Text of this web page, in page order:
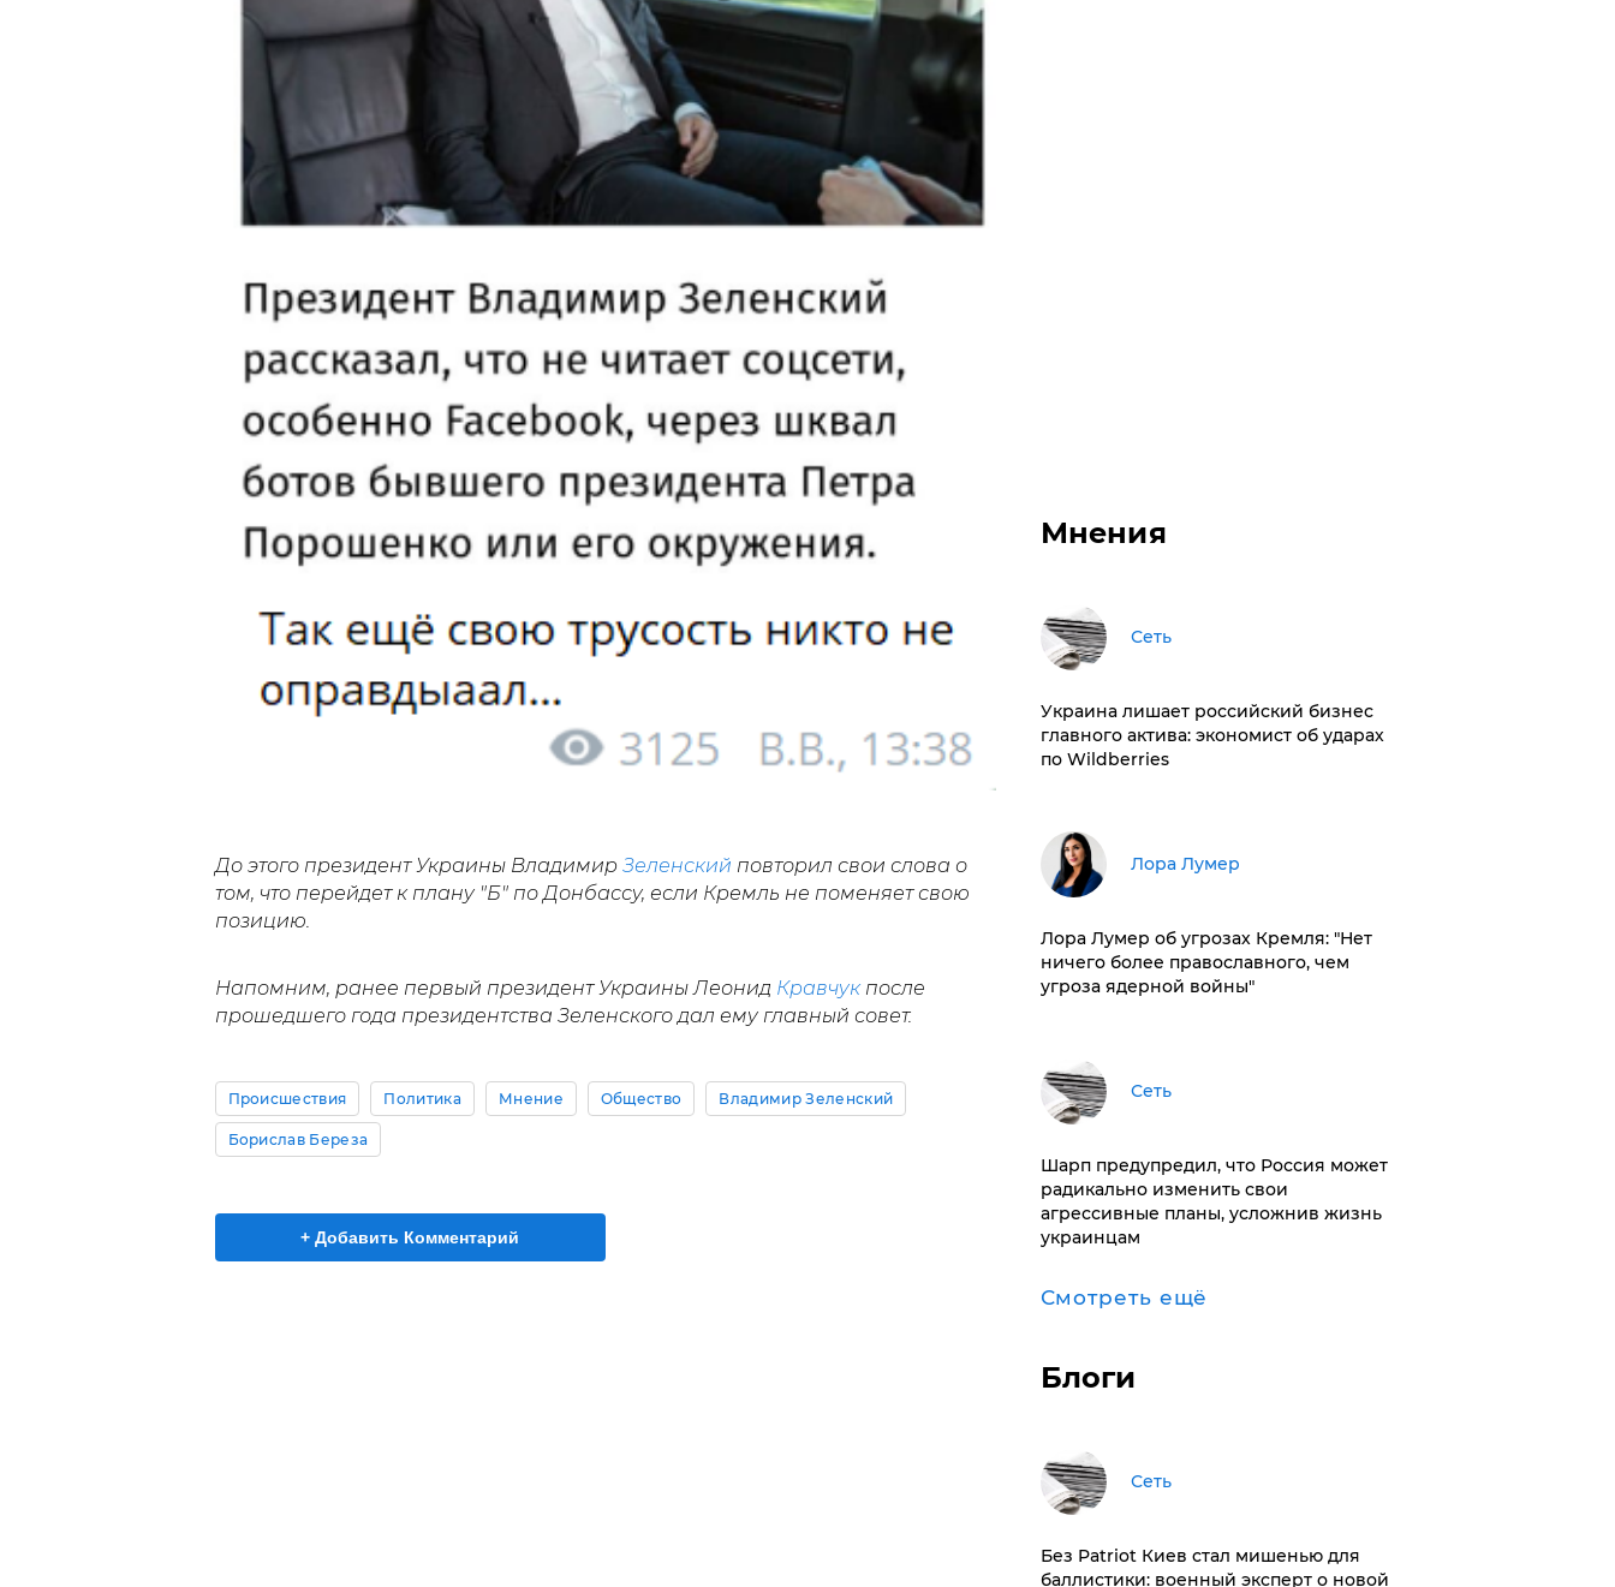
До этого президент Украины Владимир Зеленский повторил свои слова о
том, что перейдет к плану "Б" по Донбассу, если Кремль не поменяет свою
позицию.
Напомним, ранее первый президент Украины Леонид Кравчукпосле
прошедшего года президентства Зеленского дал ему главный совет.
Происшествия Политика Мнение Общество Владимир Зеленский
Борислав Береза
+ Добавить Комментарий
Мнения
Сеть
​Украина лишает российский бизнес
главного актива: экономист об ударах
по Wildberries
​Лора Лумер
Лора Лумер об угрозах Кремля: "Нет
ничего более православного, чем
угроза ядерной войны"
Сеть
Шарп предупредил, что Россия может
радикально изменить свои
агрессивные планы, усложнив жизнь
украинцам
Смотреть ещё
Блоги
Сеть
​Без Patriot Киев стал мишенью для
баллистики: военный эксперт о новой